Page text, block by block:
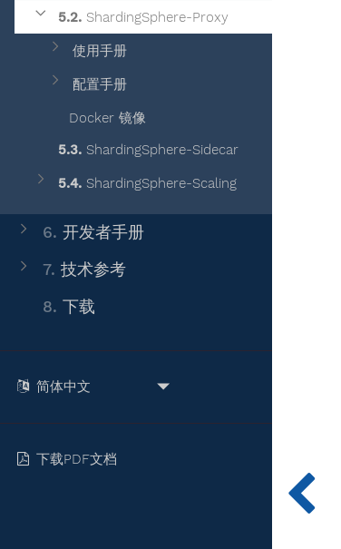
5.2. ShardingSphere-Proxy
使用手册
配置手册
Docker 镜像
5.3. ShardingSphere-Sidecar
5.4. ShardingSphere-Scaling
6. 开发者手册
7. 技术参考
8. 下载
下载PDF文档